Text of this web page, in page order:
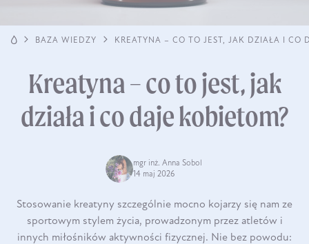
BAZA WIEDZY KREATYNA – CO TO JEST, JAK DZIAŁA I CO
Kreatyna – co to jest, jak
działa i co daje kobietom?
mgr inż. Anna Sobol
14 maj 2026
Stosowanie kreatyny szczególnie mocno kojarzy się nam ze
sportowym stylem życia, prowadzonym przez atletów i
innych miłośników aktywności fizycznej. Nie bez powodu: